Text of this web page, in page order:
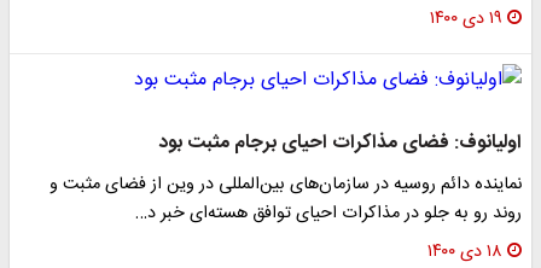
۱۹ دی ۱۴۰۰
اولیانوف: فضای مذاکرات احیای برجام مثبت بود
نماینده دائم روسیه در سازمان‌های بین‌المللی در وین از فضای مثبت و
روند رو به جلو در مذاکرات احیای توافق هسته‌ای خبر د…
۱۸ دی ۱۴۰۰